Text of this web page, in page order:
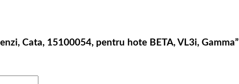
Cata, 15100054, pentru hote BETA, VL3i, Gamma”